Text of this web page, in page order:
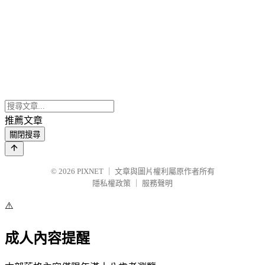
推薦文章
關閉搜尋
© 2026 PIXNET
文章與圖片權利屬原作者所有
隱私權政策
服務聲明
⚠️
成人內容提醒